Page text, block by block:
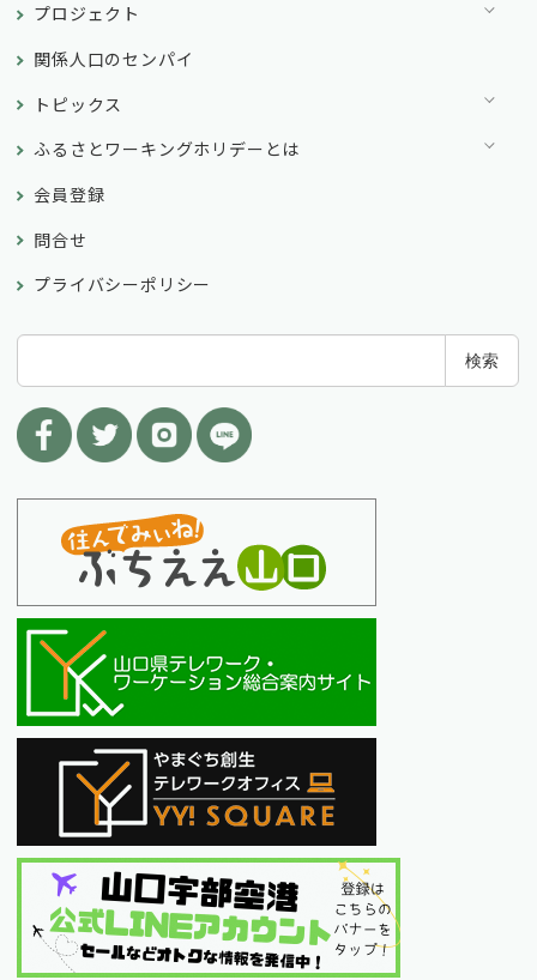
プロジェクト
関係人口のセンパイ
トピックス
ふるさとワーキングホリデーとは
会員登録
問合せ
プライバシーポリシー
索
検索